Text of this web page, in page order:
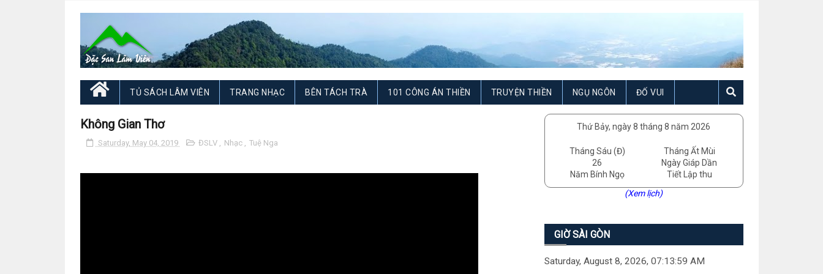
TỦ SÁCH LÂM VIÊN TRANG NHẠC BÊN TÁCH TRÀ 101 CÔNG ÁN THIỀN TRUYỆN THIỀN NGỤ NGÔN ĐỐ VUI
Không Gian Thơ
Saturday, May 04, 2019 ĐSLV , Nhạc , Tuệ Nga
Thứ Bảy, ngày 8 tháng 8 năm 2026
Tháng Sáu (Đ)
26
Năm Bính Ngọ
Tháng Ất Mùi
Ngày Giáp Dần
Tiết Lập thu
(Xem lịch)
GIỜ SÀI GÒN
Saturday, August 8, 2026, 07:14:00 AM